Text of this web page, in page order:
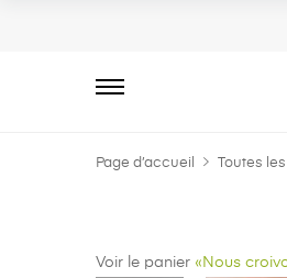
Menu
Page d’accueil Toutes
Voir le panier «Nous